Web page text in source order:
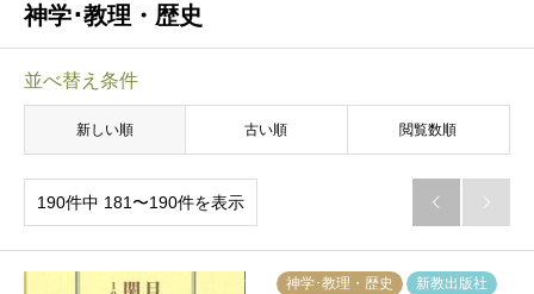
神学･教理・歴史
並べ替え条件
新しい順 古い順 閲覧数順
190件中 181〜190件を表示  
神学･教理・歴史
新教出版社